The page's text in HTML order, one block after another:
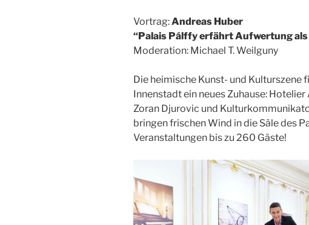
Vortrag:Andreas Huber
“Palais Pálffy erfährt Aufwertung
Moderation: Michael T. Weilguny
Die heimische Kunst- und Kulturszene
Innenstadt ein neues Zuhause:
Zoran Djurovic und
bringen frischen Wind in die Säle des
Veranstaltungen bis zu 260 Gäste!